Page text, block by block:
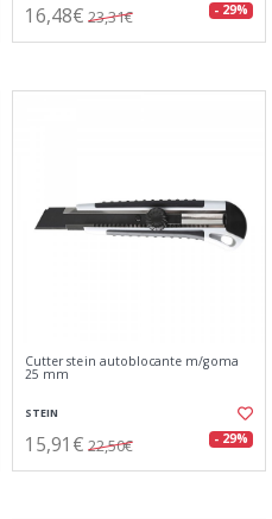
16,48€ 23,31€ - 29%
Cutter stein autoblocante m/goma
25 mm
STEIN
15,91€ 22,50€ - 29%